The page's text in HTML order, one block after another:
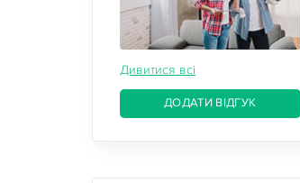
Дивитися всі
ДОДАТИ ВІДГУК